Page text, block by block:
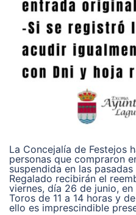
La Concejalía de Festejos
personas que compraron
suspendida en las
Regalado recibirán el
viernes, día 26 de junio,
Toros de 11 a 14 horas y
ello es imprescindible